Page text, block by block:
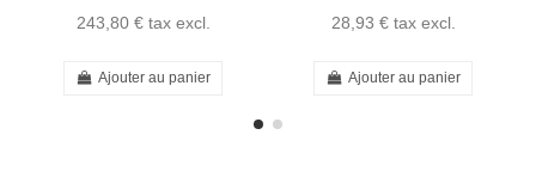
243,80 € tax excl.
Ajouter au panier
28,93 € tax excl.
Ajouter au panier